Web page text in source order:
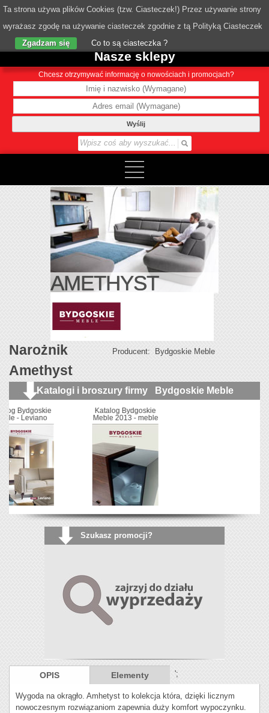
o Nas
Nasze sklepy
Chcesz otrzymywać informację o nowościach i promocjach?
Wyślij
AMETHYST
Narożnik
Amethyst
Producent: Bydgoskie Meble
Katalogi i broszury firmy Bydgoskie Meble
Katalog Bydgoskie
Meble 2013 - meble
skrzyniowe
Szukasz promocji?
OPIS Elementy ';
Wygoda na okrągło. Amhetyst to kolekcja która, dzięki licznym
nowoczesnym rozwiązaniom zapewnia duży komfort wypoczynku.
Ta strona używa plików Cookies (tzw. Ciasteczek!) Przez używanie strony
wyrażasz zgodę na używanie ciasteczek zgodnie z tą Polityką Ciasteczek
Zgadzam się
Co to są ciasteczka ?